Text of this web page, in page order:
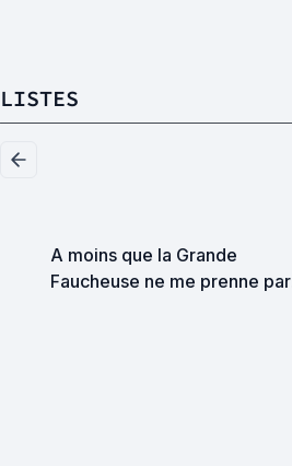
LISTES
A moins que la Grande
Faucheuse ne me prenne par